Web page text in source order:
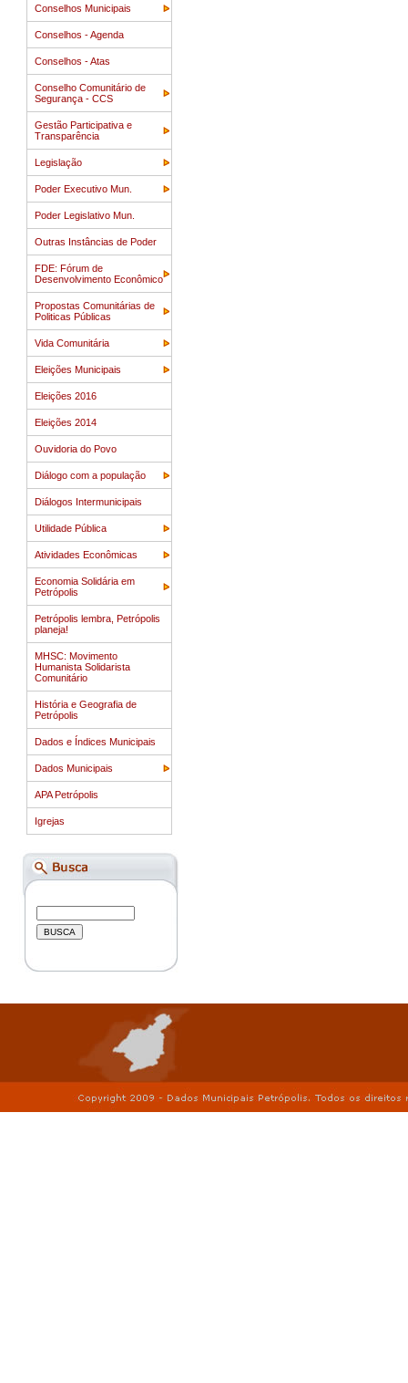
Conselhos Municipais
Conselhos - Agenda
Conselhos - Atas
Conselho Comunitário de
Segurança - CCS
Gestão Participativa e
Transparência
Legislação
Poder Executivo Mun.
Poder Legislativo Mun.
Outras Instâncias de Poder
FDE: Fórum de
Desenvolvimento Econômico
Propostas Comunitárias de
Politicas Públicas
Vida Comunitária
Eleições Municipais
Eleições 2016
Eleições 2014
Ouvidoria do Povo
Diálogo com a população
Diálogos Intermunicipais
Utilidade Pública
Atividades Econômicas
Economia Solidária em
Petrópolis
Petrópolis lembra, Petrópolis
planeja!
MHSC: Movimento
Humanista Solidarista
Comunitário
História e Geografia de
Petrópolis
Dados e Índices Municipais
Dados Municipais
APA Petrópolis
Igrejas